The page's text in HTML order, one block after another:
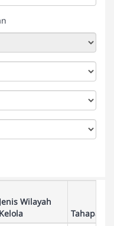
Jenis Wilayah
Kelola
Tahapan